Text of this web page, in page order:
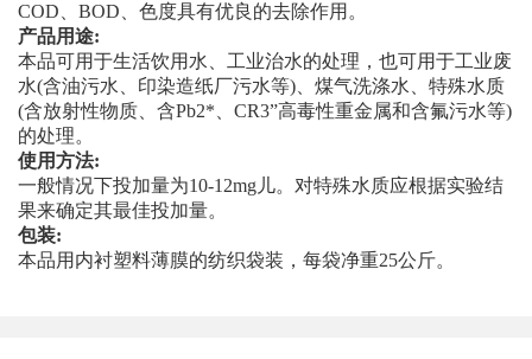
COD、BOD、色度具有优良的去除作用。
产品用途:
本品可用于生活饮用水、工业治水的处理，也可用于工业废
水(含油污水、印染造纸厂污水等)、煤气洗涤水、特殊水质
(含放射性物质、含Pb2*、CR3”高毒性重金属和含氟污水等)
的处理。
使用方法:
一般情况下投加量为10-12mg儿。对特殊水质应根据实验结
果来确定其最佳投加量。
包装:
本品用内衬塑料薄膜的纺织袋装，每袋净重25公斤。